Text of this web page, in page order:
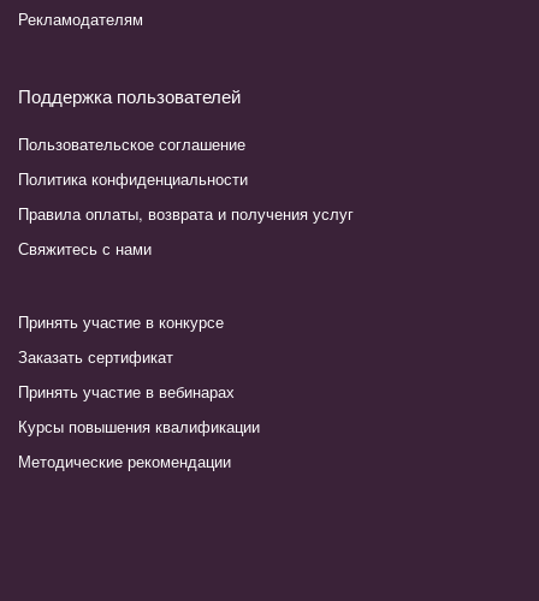
Рекламодателям
Поддержка пользователей
Пользовательское соглашение
Политика конфиденциальности
Правила оплаты, возврата и получения услуг
Свяжитесь с нами
Принять участие в конкурсе
Заказать сертификат
Принять участие в вебинарах
Курсы повышения квалификации
Методические рекомендации